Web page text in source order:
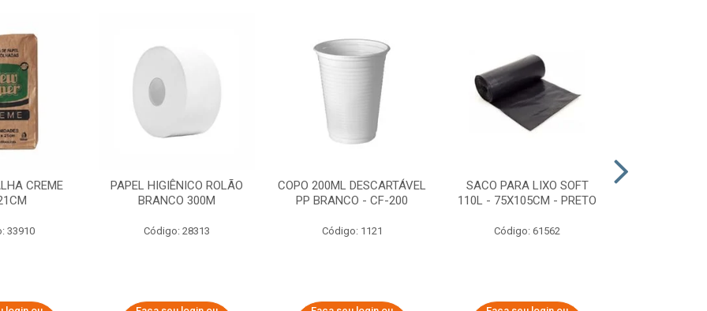
CREME
33910
PAPEL HIGIÊNICO ROLÃO
BRANCO 300M
Código: 28313
COPO 200ML DESCARTÁVEL
PP BRANCO - CF-200
Código: 1121
SACO PARA LIXO SOFT
110L - 75X105CM - PRETO
Código: 61562